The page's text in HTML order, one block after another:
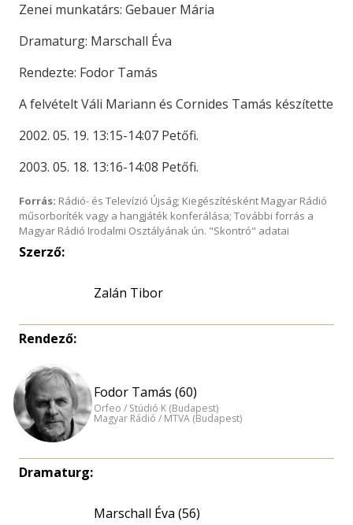
Zenei munkatárs: Gebauer Mária
Dramaturg: Marschall Éva
Rendezte: Fodor Tamás
A felvételt Váli Mariann és Cornides Tamás készítette
2002. 05. 19. 13:15-14:07 Petőfi.
2003. 05. 18. 13:16-14:08 Petőfi.
Forrás: Rádió- és Televízió Újság; Kiegészítésként Magyar Rádió
műsorboríték vagy a hangjáték konferálása; További forrás a
Magyar Rádió Irodalmi Osztályának ún. "Skontró" adatai
Szerző:
Zalán Tibor
Rendező:
Fodor Tamás (60)
Orfeo / Stúdió K (Budapest)
Magyar Rádió / MTVA (Budapest)
Dramaturg:
Marschall Éva (56)